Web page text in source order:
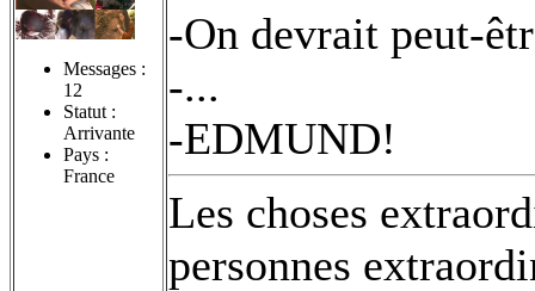
Messages :
12
Statut :
Arrivante
Pays :
France
-On devrait peut-
-...
-EDMUND!
Les choses
personnes